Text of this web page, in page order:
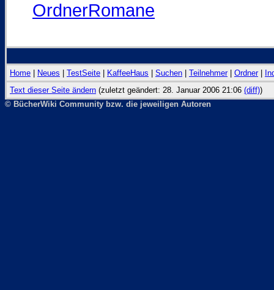
OrdnerRomane
Home Neues TestSeite KaffeeHaus Suchen Teilnehmer| Ordner|
Text dieser Seite ändern (zuletzt geändert: 28. Januar 2006 21:06 (diff))
© BücherWiki Community bzw. die jeweiligen Autoren